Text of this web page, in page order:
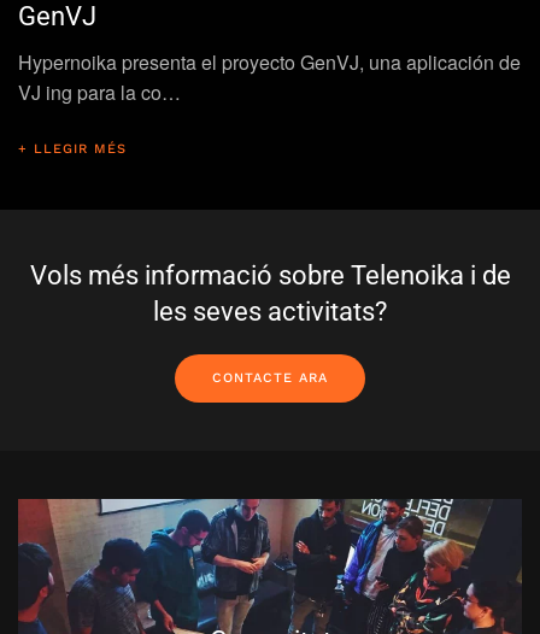
GenVJ
Hypernoika presenta el proyecto GenVJ, una aplicación de
VJ ing para la co…
+ LLEGIR MÉS
Vols més informació sobre Telenoika i de
les seves activitats?
CONTACTE ARA